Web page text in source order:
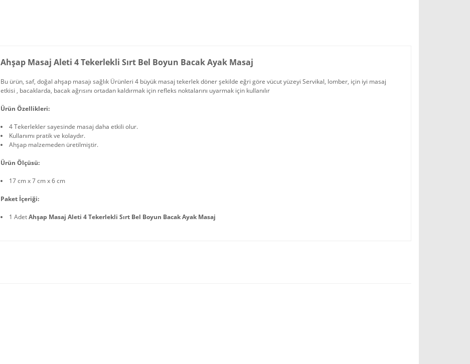
Ahşap Masaj Aleti 4 Tekerlekli Sırt Bel Boyun Bacak Ayak Masaj
Bu ürün, saf, doğal ahşap masajı sağlık Ürünleri 4 büyük masaj tekerlek döner şekilde eğri göre vücut yüzeyi Servikal, lomber, için iyi masaj
etkisi , bacaklarda, bacak ağrısını ortadan kaldırmak için refleks noktalarını uyarmak için kullanılır
Ürün Özellikleri:
4 Tekerlekler sayesinde masaj daha etkili olur.
Kullanımı pratik ve kolaydır.
Ahşap malzemeden üretilmiştir.
Ürün Ölçüsü:
17 cm x 7 cm x 6 cm
Paket İçeriği:
1 AdetAhşap Masaj Aleti 4 Tekerlekli Sırt Bel Boyun Bacak Ayak Masaj